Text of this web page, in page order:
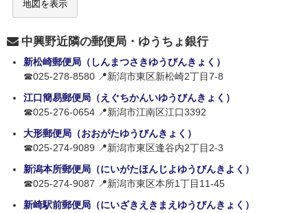
地図を表示
中興野近隣の郵便局・ゆうちょ銀行
新松崎郵便局（しんまつさきゆうびんきょく）
☎025-278-8580 📍新潟市東区新松崎2丁目7-8
江口簡易郵便局（えぐちかんいゆうびんきょく）
☎025-276-0654 📍新潟市江南区江口3392
大形郵便局（おおがたゆうびんきょく）
☎025-274-9089 📍新潟市東区逢谷内2丁目2-3
新潟本所郵便局（にいがたほんじよゆうびんきよく）
☎025-274-9087 📍新潟市東区本所1丁目11-45
新崎駅前郵便局（にいざきえきまえゆうびんきょく）